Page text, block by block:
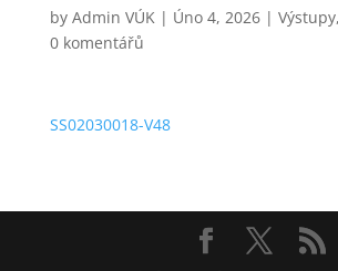
by Admin VÚK| Úno 4, 2026| Výstupy,
0 komentářů
SS02030018-V48